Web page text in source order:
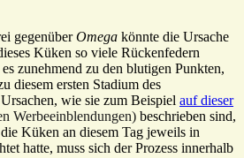
gegenüberOmega könnte die Ursache
Küken so viele Rückenfedern
zunehmend zu den blutigen Punkten,
diesem ersten Stadium des
wie sie zum Beispiel auf dieser
Werbeeinblendungen) beschrieben sind,
Küken an diesem Tag jeweils in
hatte, muss sich der Prozess innerhalb